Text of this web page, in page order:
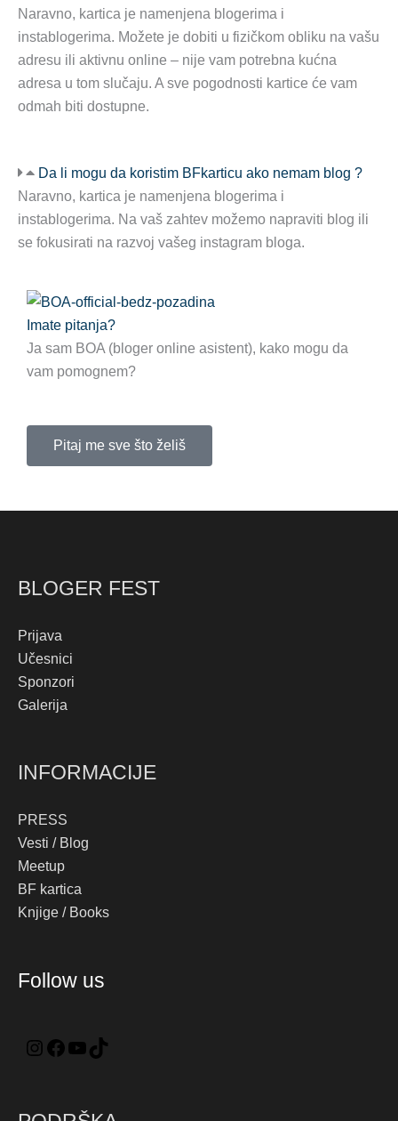
Naravno, kartica je namenjena blogerima i
instablogerima. Možete je dobiti u fizičkom obliku na vašu
adresu ili aktivnu online – nije vam potrebna kućna
adresa u tom slučaju. A sve pogodnosti kartice će vam
odmah biti dostupne.
Da li mogu da koristim BFkarticu ako nemam blog ?
Naravno, kartica je namenjena blogerima i
instablogerima. Na vaš zahtev možemo napraviti blog ili
se fokusirati na razvoj vašeg instagram bloga.
Imate pitanja?
Ja sam BOA (bloger online asistent), kako mogu da
vam pomognem?
Pitaj me sve što želiš
BLOGER FEST
Prijava
Učesnici
Sponzori
Galerija
INFORMACIJE
PRESS
Vesti / Blog
Meetup
BF kartica
Knjige / Books
Follow us
Instagram
Facebook
YouTube